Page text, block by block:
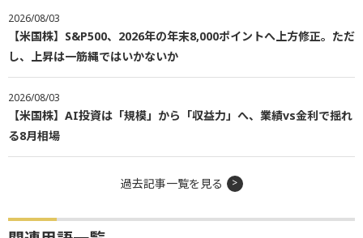
2026/08/03
【米国株】S&P500、2026年の年末8,000ポイントへ上方修正。ただ
し、上昇は一筋縄ではいかないか
2026/08/03
【米国株】AI投資は「規模」から「収益力」へ、業績vs金利で揺れ
る8月相場
過去記事一覧を見る